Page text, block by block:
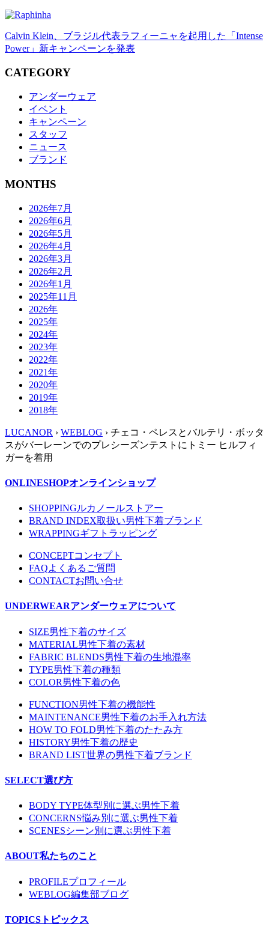
Calvin Klein、ブラジル代表ラフィーニャを起用した「Intense
Power」新キャンペーンを発表
CATEGORY
アンダーウェア
イベント
キャンペーン
スタッフ
ニュース
ブランド
MONTHS
2026年7月
2026年6月
2026年5月
2026年4月
2026年3月
2026年2月
2026年1月
2025年11月
2026年
2025年
2024年
2023年
2022年
2021年
2020年
2019年
2018年
LUCANOR › WEBLOG › チェコ・ペレスとバルテリ・ボッタ
スがバーレーンでのプレシーズンテストにトミー ヒルフィ
ガーを着用
ONLINESHOPオンラインショップ
SHOPPINGルカノールストアー
BRAND INDEX取扱い男性下着ブランド
WRAPPINGギフトラッピング
CONCEPTコンセプト
FAQよくあるご質問
CONTACTお問い合せ
UNDERWEARアンダーウェアについて
SIZE男性下着のサイズ
MATERIAL男性下着の素材
FABRIC BLENDS男性下着の生地混率
TYPE男性下着の種類
COLOR男性下着の色
FUNCTION男性下着の機能性
MAINTENANCE男性下着のお手入れ方法
HOW TO FOLD男性下着のたたみ方
HISTORY男性下着の歴史
BRAND LIST世界の男性下着ブランド
SELECT選び方
BODY TYPE体型別に選ぶ男性下着
CONCERNS悩み別に選ぶ男性下着
SCENESシーン別に選ぶ男性下着
ABOUT私たちのこと
PROFILEプロフィール
WEBLOG編集部ブログ
TOPICS トピックス